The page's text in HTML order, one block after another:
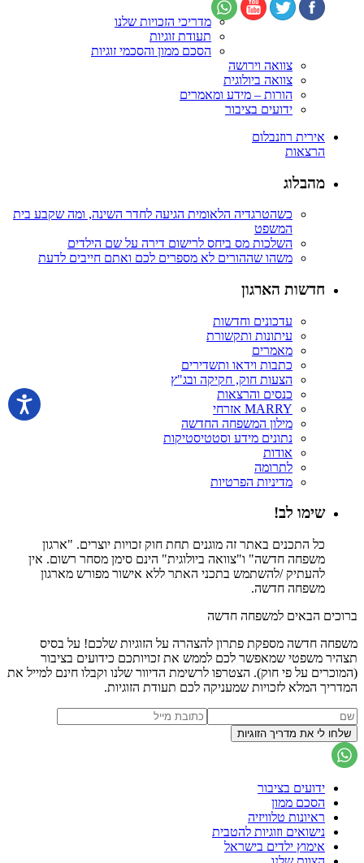
מדריכי הזכויות שלנו
תעודת זוגיות
הסכם ממון והסכמי זוגיות
צוואה וירושה
צוואה ביולוגית
הורות – מידע ומאמרים
ידועים בציבור
אירית רוזנבלום
הרצאות
מהבלוג
כשהטרגדיה הלאומית הגיעה לחדר השינה, ומה שקבע בית
המשפט
השלכות מס ביחס לרישום דירה על שם הילדים
משהו שההורים לא מספרים לכם ואתם חייבים לדעת
חדשות הארגון
עדכונים וחדשות
עיתונות ותקשורת
מאמרים
כתבות וידאו ותשדירים
הצעות חוק, חקיקה ובג"ץ
כנסים והרצאות
MARRY אזרחי
מילון המשפחה החדשה
נתונים מידע וסטטיסטיקות
אודות
לתרומה
מדיניות הפרטיות
שימו לב!
כל התכנים באתר זה מוגנים תחת חוק זכויות יוצרים. "ארגון
משפחה חדשה" ו"צוואה ביולוגית" הינם סימן מסחר רשום. אין
להעתיק /להשתמש בתכני האתר ללא אישור מפורש מארגון
משפחה חדשה.
ברוכים הבאים למשפחה חדשה
משפחה חדשה מספקת פתרון להצהרה על הזוגיות שלכם! על בסיס
תצהיר משפטי שמאפשר לכם לממש את זכויותכם כידועים בציבור
(המוכרים על פי חוק). הצטרפו לרשימת הדיוור שלנו וקבלו חינם למייל את
המדריך המלא לזכויות שמעניקה לכם תעודת הזוגיות.
ידועים בציבור
הסכם ממון
ראיונות טלוויזיה
נישואים וזוגיות להטבית
אימוץ ילדים בישראל